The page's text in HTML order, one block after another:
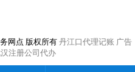
网点 版权所有 丹江口代理记账 广告
注册公司代办